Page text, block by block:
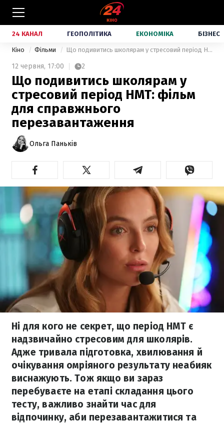
24 КАНАЛ ГЕОПОЛІТИКА ЕКОНОМІКА БІЗНЕС
Кіно Фільми Що подивитись школярам у стресовий період НМТ: фільм для справжнього перезавантаження
12 червня, 17:00 2
Що подивитись школярам у
стресовий період НМТ: фільм
для справжнього
перезавантаження
Ольга Паньків
Ні для кого не секрет, що період НМТ є
надзвичайно стресовим для школярів.
Адже тривала підготовка, хвилювання й
очікування омріяного результату неабияк
виснажують. Тож якщо ви зараз
перебуваєте на етапі складання цього
тесту, важливо знайти час для
відпочинку, аби перезавантажитися та